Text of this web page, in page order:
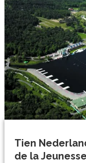
Tien
de la Jeunesse